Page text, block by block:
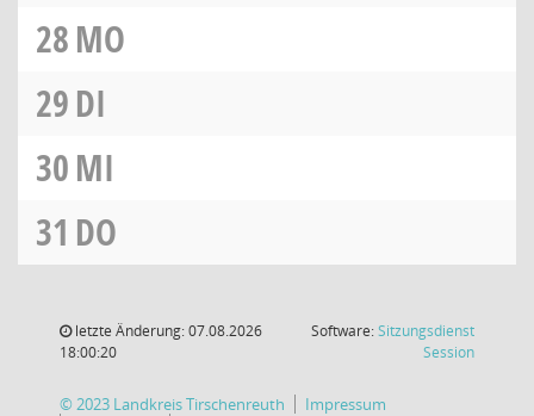
28MO
29DI
30MI
31 DO
letzte Änderung: 07.08.2026
18:00:20
Software:Sitzungsdienst
Session(Wird in
© 2023 Landkreis Tirschenreuth
Impressum